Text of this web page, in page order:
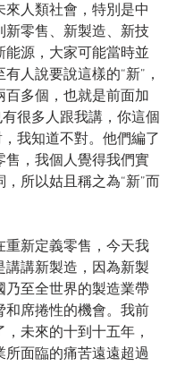
來人類社會，特別是中
新零售、新製造、新技
能源，大家可能當時並
人說要說這樣的“新”，
百多個，也就是前面加
有很多人跟我講，你這個
，我知道不對。他們編了
售，我個人覺得我們實
所以姑且稱之為“新”而
重新定義零售，今天我
講講新製造，因為新製
乃至全世界的製造業帶
和席捲性的機會。我前
未來的十到十五年，
所面臨的痛苦遠遠超過